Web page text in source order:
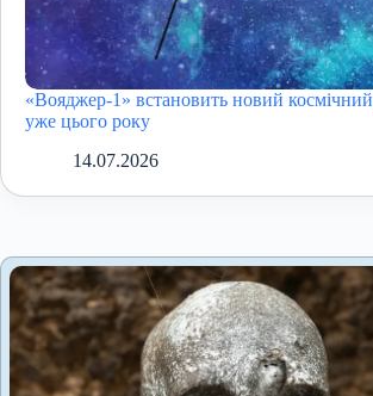
«Вояджер-1» встановить новий
уже цього року
14.07.2026